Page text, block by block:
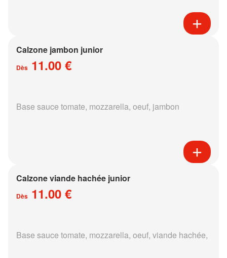
Calzone jambon junior
Dès 11.00 €
Base sauce tomate, mozzarella, oeuf, jambon
Calzone viande hachée junior
Dès 11.00 €
Base sauce tomate, mozzarella, oeuf, viande hachée,